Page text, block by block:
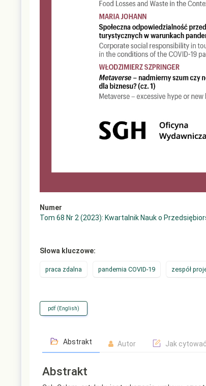
Numer
Tom 68 Nr 2 (2023): Kwartalnik Nauk o
Słowa kluczowe:
praca zdalna pandemia COVID-19 zespół
pdf (English)
Abstrakt Autor Jak cytować
Abstrakt